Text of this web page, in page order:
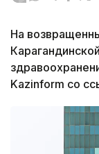
На
Kazinform со